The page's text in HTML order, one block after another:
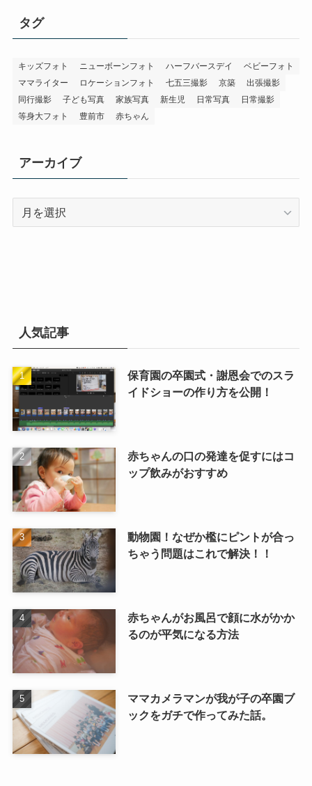
タグ
キッズフォト ニューボーンフォト ハーフバースデイ
ベビーフォト
ママライター
ロケーションフォト 七五三撮影 京築
出張撮影
同行撮影
子ども写真 家族写真 新生児 日常写真
日常撮影
等身大フォト
豊前市 赤ちゃん
アーカイブ
人気記事
保育園の卒園式・謝恩会でのスラ
イドショーの作り方を公開！
赤ちゃんの口の発達を促すにはコ
ップ飲みがおすすめ
動物園！なぜか檻にピントが合っ
ちゃう問題はこれで解決！！
赤ちゃんがお風呂で顔に水がかか
るのが平気になる方法
ママカメラマンが我が子の卒園ブ
ックをガチで作ってみた話。